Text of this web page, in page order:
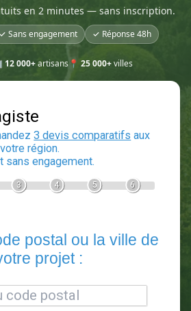
en 2 minutes — sans inscription.
✓ Sans engagement ✓ Réponse 48h
12 000+artisans📍 25 000+villes
demandez3 devis comparatifs
2 3